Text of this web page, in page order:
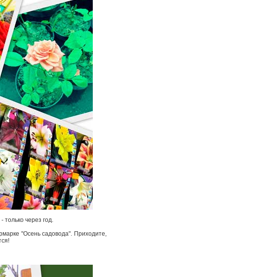
через год.
"Осень садовода". Приходите,